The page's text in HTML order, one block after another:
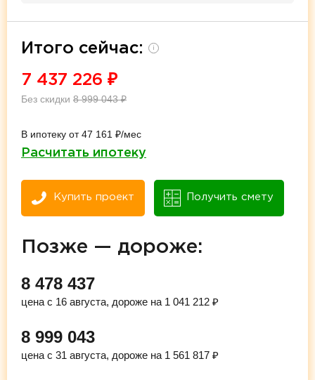
Итого сейчас: i
7 437 226 ₽
Без скидки 8 999 043₽
В ипотеку от 47 161 ₽/мес
Расчитать ипотеку
Купить проект Получить смету
Позже — дороже:
8 478 437
цена с 16 августа, дороже на 1 041 212 ₽
8 999 043
цена с 31 августа, дороже на 1 561 817 ₽